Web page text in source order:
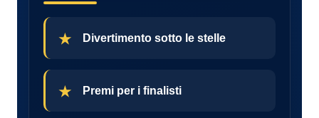
Divertimento sotto le stelle
Premi per i finalisti